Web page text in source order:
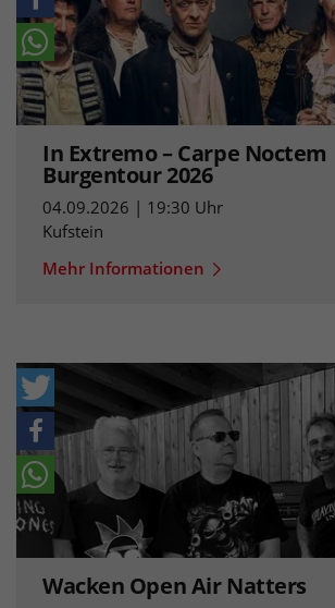
In Extremo – Carpe Noctem
Burgentour 2026
04.09.2026 | 19:30 Uhr
Kufstein
Mehr Informationen
Wacken Open Air Natters